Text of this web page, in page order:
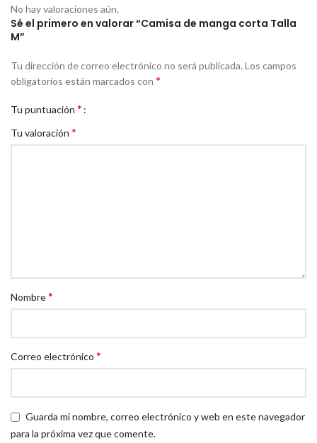
No hay valoraciones aún.
Sé el primero en valorar “Camisa de manga corta Talla
M”
Tu dirección de correo electrónico no será publicada. Los campos
obligatorios están marcados con *
Tu puntuación *
Tu valoración *
Nombre*
Correo electrónico *
Guarda mi nombre, correo electrónico y web en este navegador
para la próxima vez que comente.